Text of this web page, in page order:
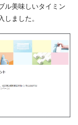
ル美味しいタイミン
ました。